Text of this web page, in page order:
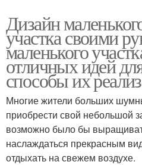
Дизайн
участка своими
маленького
отличных идей
способы их
Многие жители больших
приобрести свой небольшой
возможно было бы
наслаждаться прекрасным
отдыхать на свежем воздухе.